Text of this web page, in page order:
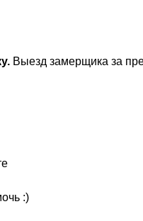
Выезд замерщика за
:)